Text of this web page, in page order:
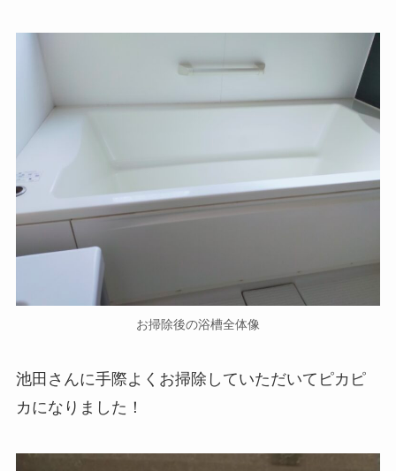
お掃除後の浴槽全体像
池田さんに手際よくお掃除していただいてピカピ
カになりました！